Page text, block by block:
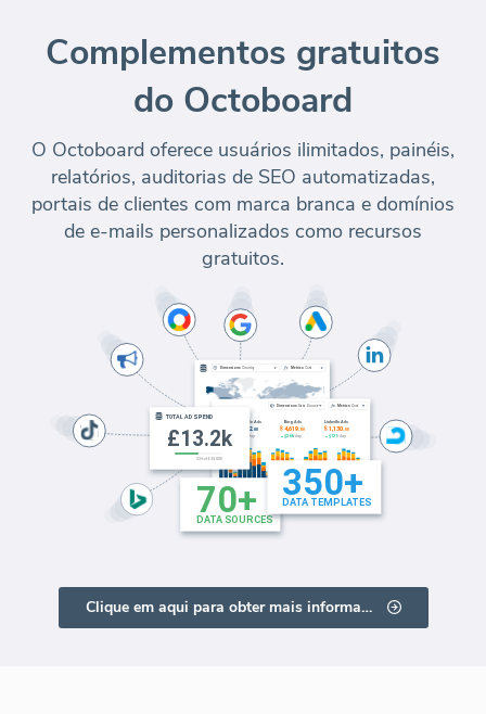
Complementos gratuitos
do Octoboard
O Octoboard oferece usuários ilimitados, painéis,
relatórios, auditorias de SEO automatizadas,
portais de clientes com marca branca e domínios
de e-mails personalizados como recursos
gratuitos.
Clique em aqui para obter mais informações